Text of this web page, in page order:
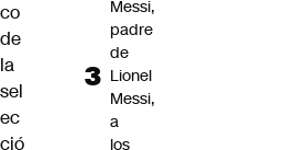
co
de
la
sel
ec
ció
Messi,
padre
de
Lionel
Messi,
a
los